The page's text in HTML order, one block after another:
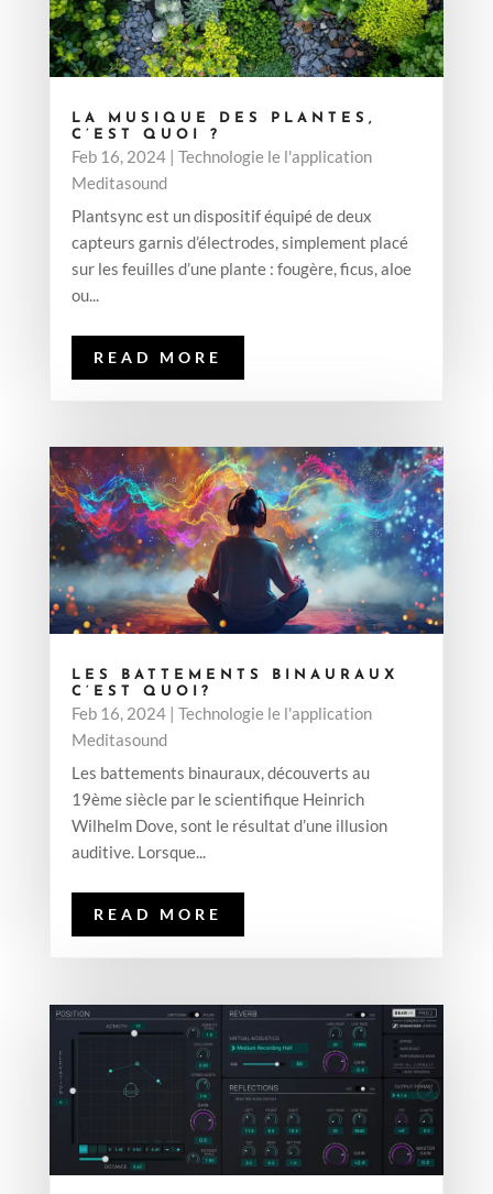
LA MUSIQUE DES PLANTES,
C’EST QUOI ?
Feb 16, 2024| Technologie le l'application
Meditasound
Plantsync est un dispositif équipé de deux
capteurs garnis d’électrodes, simplement placé
sur les feuilles d’une plante : fougère, ficus, aloe
ou...
READ MORE
LES BATTEMENTS BINAURAUX
C’EST QUOI?
Feb 16, 2024| Technologie le l'application
Meditasound
Les battements binauraux, découverts au
19ème siècle par le scientifique Heinrich
Wilhelm Dove, sont le résultat d’une illusion
auditive. Lorsque...
READ MORE